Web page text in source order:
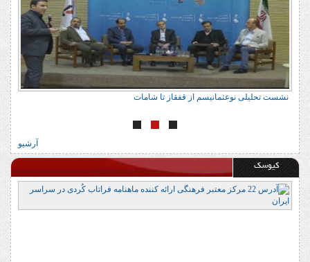
نشست تحلیلی نوعثمانیسم از قفقاز تا شامات
آرشیو
کیوسک